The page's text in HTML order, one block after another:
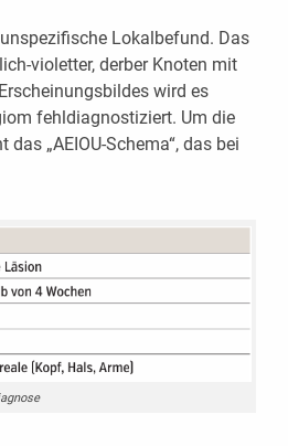
Lokalbefund. Das
violetter, derber Knoten mit
wird es
fehldiagnostiziert. Um die
„AEIOU-Schema“, das bei